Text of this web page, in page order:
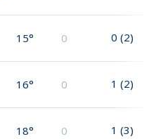
15° 0 0 (2)
16° 0 1 (2)
18° 0 1 (3)